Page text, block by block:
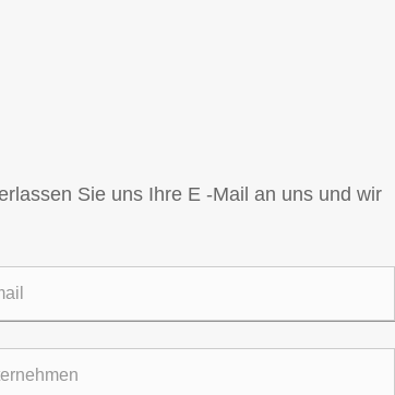
Sie uns Ihre E -Mail an uns und wir